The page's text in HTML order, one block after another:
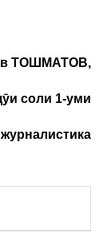
ТОШМАТОВ,
соли 1-уми